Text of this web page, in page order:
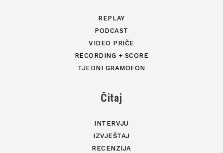
REPLAY
PODCAST
VIDEO PRIČE
RECORDING + SCORE
TJEDNI GRAMOFON
Čitaj
INTERVJU
IZVJEŠTAJ
RECENZIJA